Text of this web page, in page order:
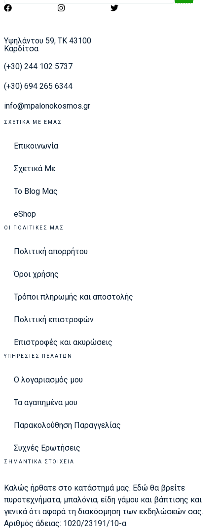
Υψηλάντου 59, ΤΚ 43100
Καρδίτσα
(+30) 244 102 5737
(+30) 694 265 6344
info@mpalonokosmos.gr
ΣΧΕΤΙΚΆ ΜΕ ΕΜΆΣ
Επικοινωνία
Σχετικά Με
Το Blog Μας
eShop
ΟΙ ΠΟΛΙΤΙΚΈΣ ΜΑΣ
Πολιτική απορρήτου
Όροι χρήσης
Τρόποι πληρωμής και αποστολής
Πολιτική επιστροφών
Επιστροφές και ακυρώσεις
ΥΠΗΡΕΣΊΕΣ ΠΕΛΑΤΏΝ
Ο λογαριασμός μου
Τα αγαπημένα μου
Παρακολούθηση Παραγγελίας
Συχνές Ερωτήσεις
ΣΗΜΑΝΤΙΚΆ ΣΤΟΙΧΕΊΑ
Καλώς ήρθατε στο κατάστημά μας. Εδώ θα βρείτε
πυροτεχνήματα, μπαλόνια, είδη γάμου και βάπτισης και
γενικά ότι αφορά τη διακόσμηση των εκδηλώσεών σας.
Αριθμός άδειας: 1020/23191/10-α